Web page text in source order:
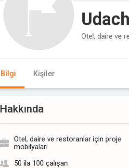
Otel, daire ve
Bilgi Kişiler
Hakkında
Otel, daire ve restoranlar için proje
mobilyaları
50 ila 100 çalışan